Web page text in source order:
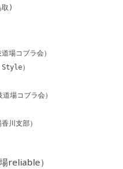
)
コブラ会）
）
コブラ会）
支部）
reliable）